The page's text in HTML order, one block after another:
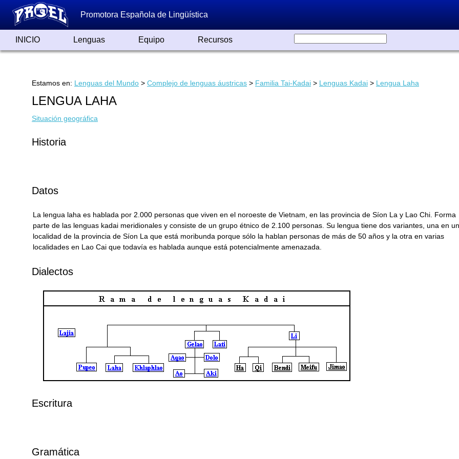
Promotora Española de Lingüística
INICIO Lenguas Equipo Recursos
Estamos en: Lenguas del Mundo > Complejo de lenguas áustricas > Familia Tai-Kadai > Lenguas Kadai > Lengua Laha
LENGUA LAHA
Situación geográfica
Historia
Datos
La lengua laha es hablada por 2.000 personas que viven en el noroeste de Vietnam, en las provincia de Síon La y Lao Chi. Forma
parte de las lenguas kadai meridionales y consiste de un grupo étnico de 2.100 personas. Su lengua tiene dos variantes, una en
localidad de la provincia de Síon La que está moribunda porque sólo la hablan personas de más de 50 años y la otra en varias
localidades en Lao Cai que todavía es hablada aunque está potencialmente amenazada.
Dialectos
Escritura
Gramática